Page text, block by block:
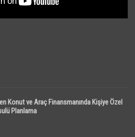
Konut ve Araç Finansmanında Kişiye Özel
Planlama